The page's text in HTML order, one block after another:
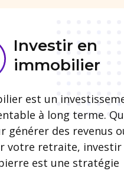
Investir en
immobilier
est un
à long terme.
générer des revenus
votre retraite, investir
est une stratégie